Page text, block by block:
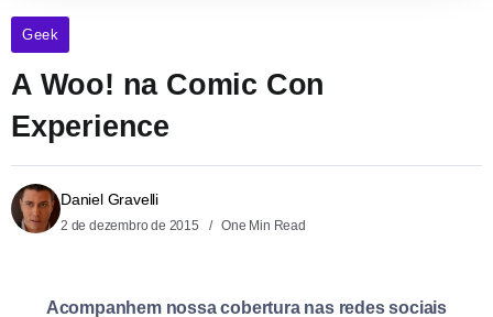
Geek
A Woo! na Comic Con
Experience
Daniel Gravelli
2 de dezembro de 2015 One Min Read
Acompanhem nossa cobertura nas redes sociais